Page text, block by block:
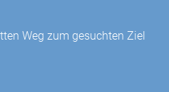
Weg zum gesuchten Ziel